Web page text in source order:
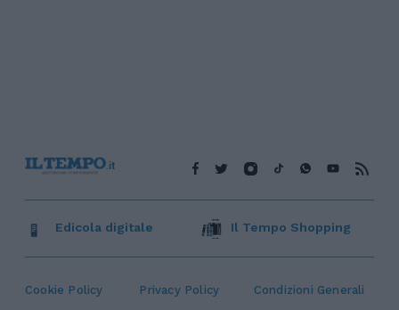
Cookie Policy Privacy Policy Condizioni Generali
Edicola digitale Il Tempo Shopping